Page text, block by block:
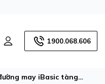
1900.068.606
may iBasic tàng